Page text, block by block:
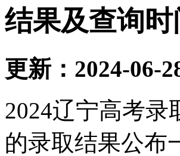
结果及查询时
更新：2024-06-
2024辽宁高考
的录取结果公布